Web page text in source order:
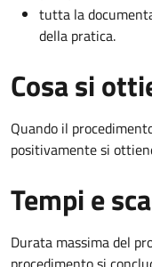
tutta la
della pratica.
Cosa si
Quando il
positivamente si
Tempi e
Durata massima del